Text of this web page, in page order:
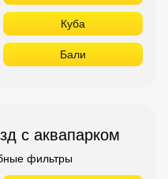
Куба
Бали
с аквапарком
фильтры